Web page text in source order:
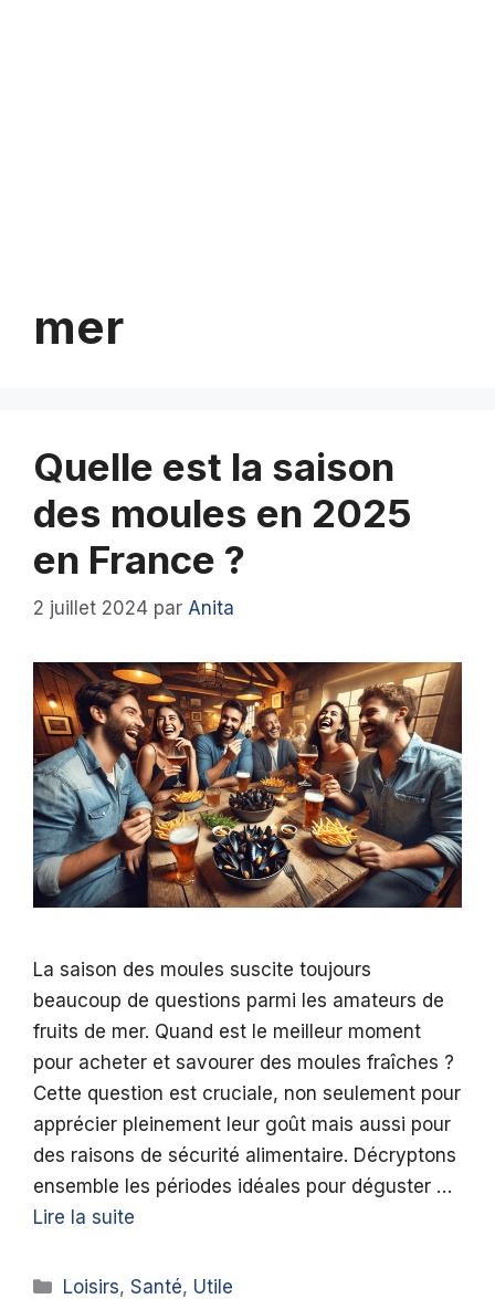
mer
Quelle est la saison
des moules en 2025
en France ?
2 juillet 2024 par Anita
La saison des moules suscite toujours
beaucoup de questions parmi les amateurs de
fruits de mer. Quand est le meilleur moment
pour acheter et savourer des moules fraîches ?
Cette question est cruciale, non seulement pour
apprécier pleinement leur goût mais aussi pour
des raisons de sécurité alimentaire. Décryptons
ensemble les périodes idéales pour déguster …
Lire la suite
Catégories
Loisirs,Santé, Utile